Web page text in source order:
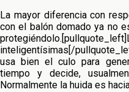
La mayor diferencia con
con el balón domado ya no
inteligentísimas[/
usa bien el culo para
tiempo y decide,
Normalmente la huida es